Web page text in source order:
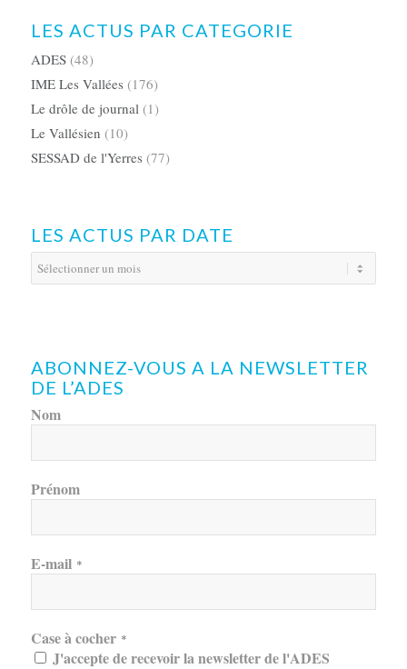
LES ACTUS PAR CATEGORIE
ADES(48)
IME Les Vallées (176)
Le drôle de journal(1)
Le Vallésien (10)
SESSAD de l'Yerres (77)
LES ACTUS PAR DATE
ABONNEZ-VOUS A LA NEWSLETTER
DE L’ADES
Nom
Prénom
E-mail *
Case à cocher *
J'accepte de recevoir la newsletter de l'ADES